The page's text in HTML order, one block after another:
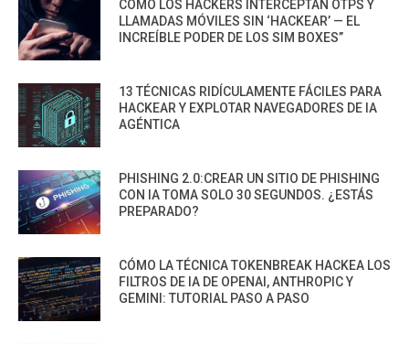
CÓMO LOS HACKERS INTERCEPTAN OTPS Y
LLAMADAS MÓVILES SIN ‘HACKEAR’ — EL
INCREÍBLE PODER DE LOS SIM BOXES”
13 TÉCNICAS RIDÍCULAMENTE FÁCILES PARA
HACKEAR Y EXPLOTAR NAVEGADORES DE IA
AGÉNTICA
PHISHING 2.0:CREAR UN SITIO DE PHISHING
CON IA TOMA SOLO 30 SEGUNDOS. ¿ESTÁS
PREPARADO?
CÓMO LA TÉCNICA TOKENBREAK HACKEA LOS
FILTROS DE IA DE OPENAI, ANTHROPIC Y
GEMINI: TUTORIAL PASO A PASO